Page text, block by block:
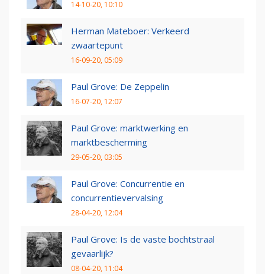
14-10-20, 10:10
Herman Mateboer: Verkeerd
zwaartepunt
16-09-20, 05:09
Paul Grove: De Zeppelin
16-07-20, 12:07
Paul Grove: marktwerking en
marktbescherming
29-05-20, 03:05
Paul Grove: Concurrentie en
concurrentievervalsing
28-04-20, 12:04
Paul Grove: Is de vaste bochtstraal
gevaarlijk?
08-04-20, 11:04